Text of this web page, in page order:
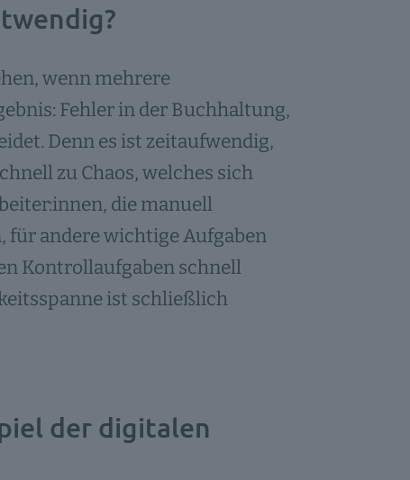
wenn mehrere
Fehler in der Buchhaltung,
Denn es ist zeitaufwendig,
zu Chaos, welches sich
die manuell
für andere wichtige Aufgaben
Kontrollaufgaben schnell
ist schließlich
der digitalen